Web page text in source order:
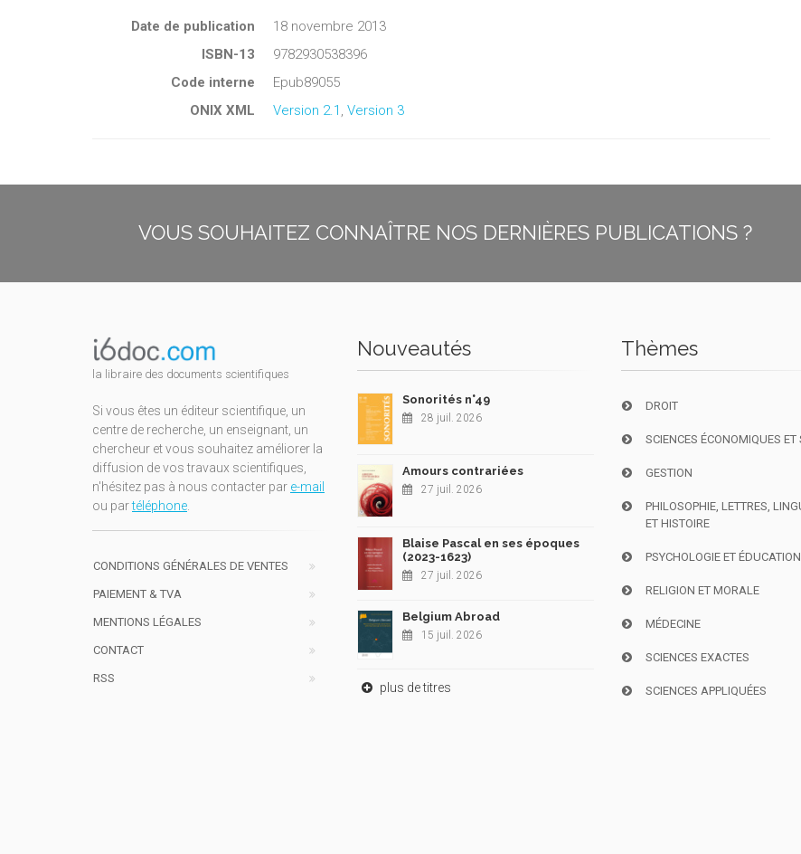
Date de publication
18 novembre 2013
ISBN-13
9782930538396
Code interne
Epub89055
ONIX XML
Version 2.1 , Version 3
VOUS SOUHAITEZ CONNAÎTRE NOS DERNIÈRES PUBLICATIONS ?
la libraire des documents scientifiques
Si vous êtes un éditeur scientifique, un
centre de recherche, un enseignant, un
chercheur et vous souhaitez améliorer la
diffusion de vos travaux scientifiques,
n'hésitez pas à nous contacter par e-mail
ou partéléphone.
CONDITIONS GÉNÉRALES DE VENTES
PAIEMENT & TVA
MENTIONS LÉGALES
CONTACT
RSS
Nouveautés
Sonorités n°49
28 juil. 2026
Amours contrariées
27 juil. 2026
Blaise Pascal en ses époques
(2023-1623)
27 juil. 2026
Belgium Abroad
15 juil. 2026
plus de titres
Thèmes
DROIT
SCIENCES ÉCONOMIQUES ET
GESTION
PHILOSOPHIE, LETTRES,
ET HISTOIRE
PSYCHOLOGIE ET ÉDUCATION
RELIGION ET MORALE
MÉDECINE
SCIENCES EXACTES
SCIENCES APPLIQUÉES